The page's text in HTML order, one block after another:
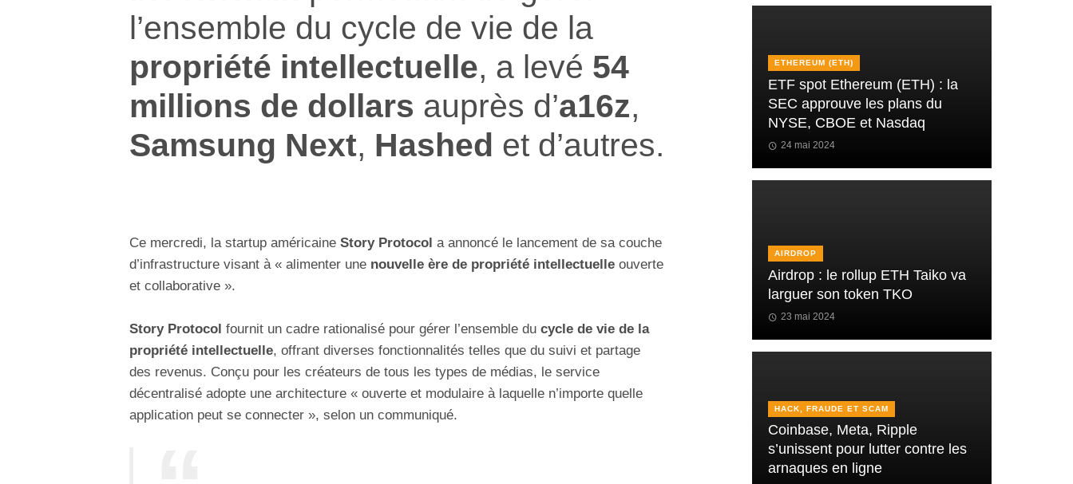
l’ensemble du cycle de vie de la
propriété intellectuelle, a levé 54
millions de dollars auprès d’a16z,
Samsung Next, Hashed et d’autres.
Ce mercredi, la startup américaine Story Protocol a annoncé le lancement de sa couche
d’infrastructure visant à « alimenter une nouvelle ère de propriété intellectuelle ouverte
et collaborative ».
Story Protocol fournit un cadre rationalisé pour gérer l’ensemble du cycle de vie de la
propriété intellectuelle, offrant diverses fonctionnalités telles que du suivi et partage
des revenus. Conçu pour les créateurs de tous les types de médias, le service
décentralisé adopte une architecture « ouverte et modulaire à laquelle n’importe quelle
application peut se connecter », selon un communiqué.
ETHEREUM (ETH)
ETF spot Ethereum (ETH) : la
SEC approuve les plans du
NYSE, CBOE et Nasdaq
24 mai 2024
AIRDROP
Airdrop : le rollup ETH Taiko va
larguer son token TKO
23 mai 2024
HACK, FRAUDE ET SCAM
Coinbase, Meta, Ripple
s’unissent pour lutter contre les
arnaques en ligne